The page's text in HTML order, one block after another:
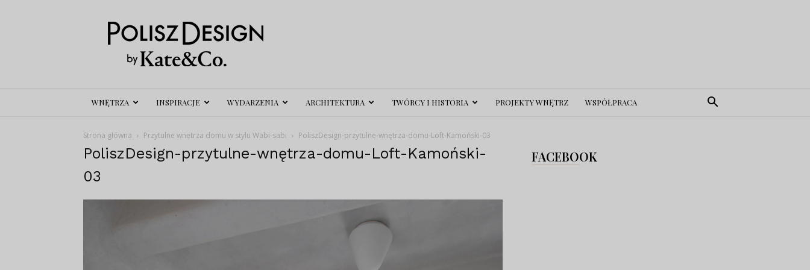
Polisz
Design
WNĘTRZA INSPIRACJE WYDARZENIA ARCHITEKTURA TWÓRCY I HISTORIA PROJEKTY WNĘTRZ WSPÓŁPRACA
Strona główna Przytulne wnętrza domu w stylu Wabi-sabi PoliszDesign-przytulne-wnętrza-domu-Loft-Kamoński-03
PoliszDesign-przytulne-wnętrza-domu-Loft-Kamoński-
03
FACEBOOK